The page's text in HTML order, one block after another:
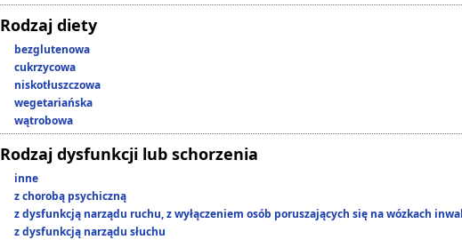
Rodzaj diety
bezglutenowa
cukrzycowa
niskotłuszczowa
wegetariańska
wątrobowa
Rodzaj dysfunkcji lub schorzenia
inne
z chorobą psychiczną
z dysfunkcją narządu ruchu, z wyłączeniem osób poruszających się na wózkach
z dysfunkcją narządu słuchu